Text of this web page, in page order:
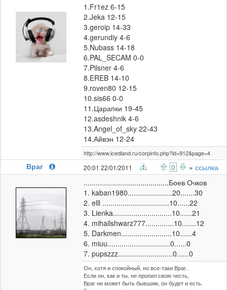
1.Fr1ez 6-15
2.Jeka 12-15
3.geroip 14-33
4.gerundiy 4-6
5.Nubass 14-18
6.PAL_SECAM 0-0
7.Pilsner 4-6
8.EREB 14-10
9.roven80 12-15
10.sis66 0-0
11.Царапки 19-45
12.asdeshnik 4-6
13.Angel_of_sky 22-43
14.Айвэн 12-24
http://www.icedland.ru/corpinfo.php?id=912&page=4
Враг 20:01 22/01/2011 0 » ссылка
..........................................Боев Очков
1. kaban1980......................20.......30
2. elll .................................10......22
3. Lienka.............................10......21
4. mihailshwarz777..............10.......12
5. Darkmen.........................10......4
6. miuu...............................0......0
7. pupszzz...........................0......0
Он, хотя и спокойный, но все-таки Враг.
Если он, как и ты, не пропил свою честь,
Враг не может быть бывшим, он будет и есть.